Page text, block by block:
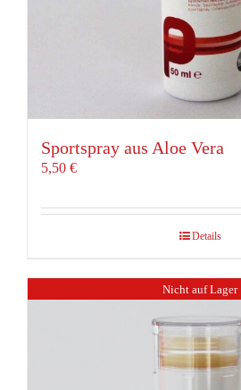
Sportspray aus Aloe Vera
5,50 €
Details
Nicht auf Lager